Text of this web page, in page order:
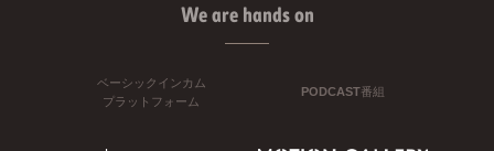
We are hands on
ベーシックインカム
プラットフォーム
PODCAST番組